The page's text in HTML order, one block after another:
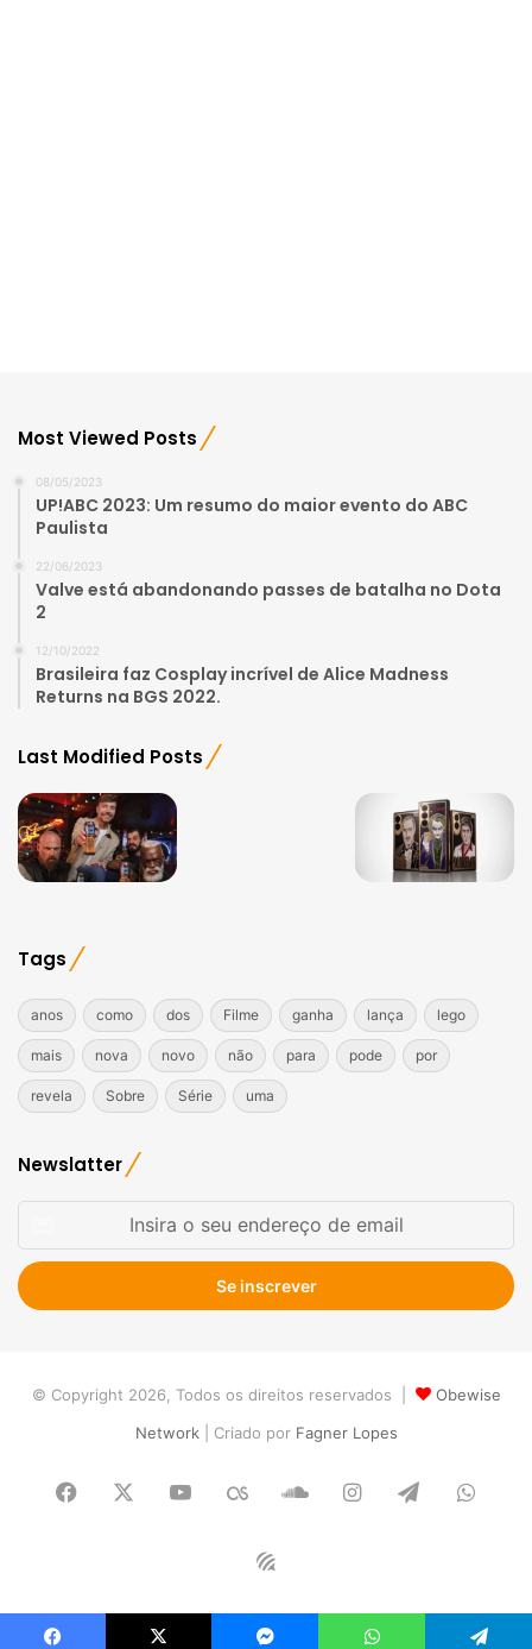
Most Viewed Posts
08/05/2023
UP!ABC 2023: Um resumo do maior evento do ABC
Paulista
22/06/2023
Valve está abandonando passes de batalha no Dota
2
12/10/2022
Brasileira faz Cosplay incrível de Alice Madness
Returns na BGS 2022.
Last Modified Posts
Tags
anos como dos Filme ganha lança lego
mais nova novo não para pode por
revela Sobre Série uma
Newslatter
seu
endereço
de
© Copyright 2026, Todos os direitos reservados |
Obewise
Network| Criado porFagner Lopes
Facebook YouTubeLast.FMSoundCloud
Instagram
Telegram
Obewise
Radio